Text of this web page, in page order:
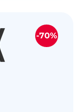
-70%